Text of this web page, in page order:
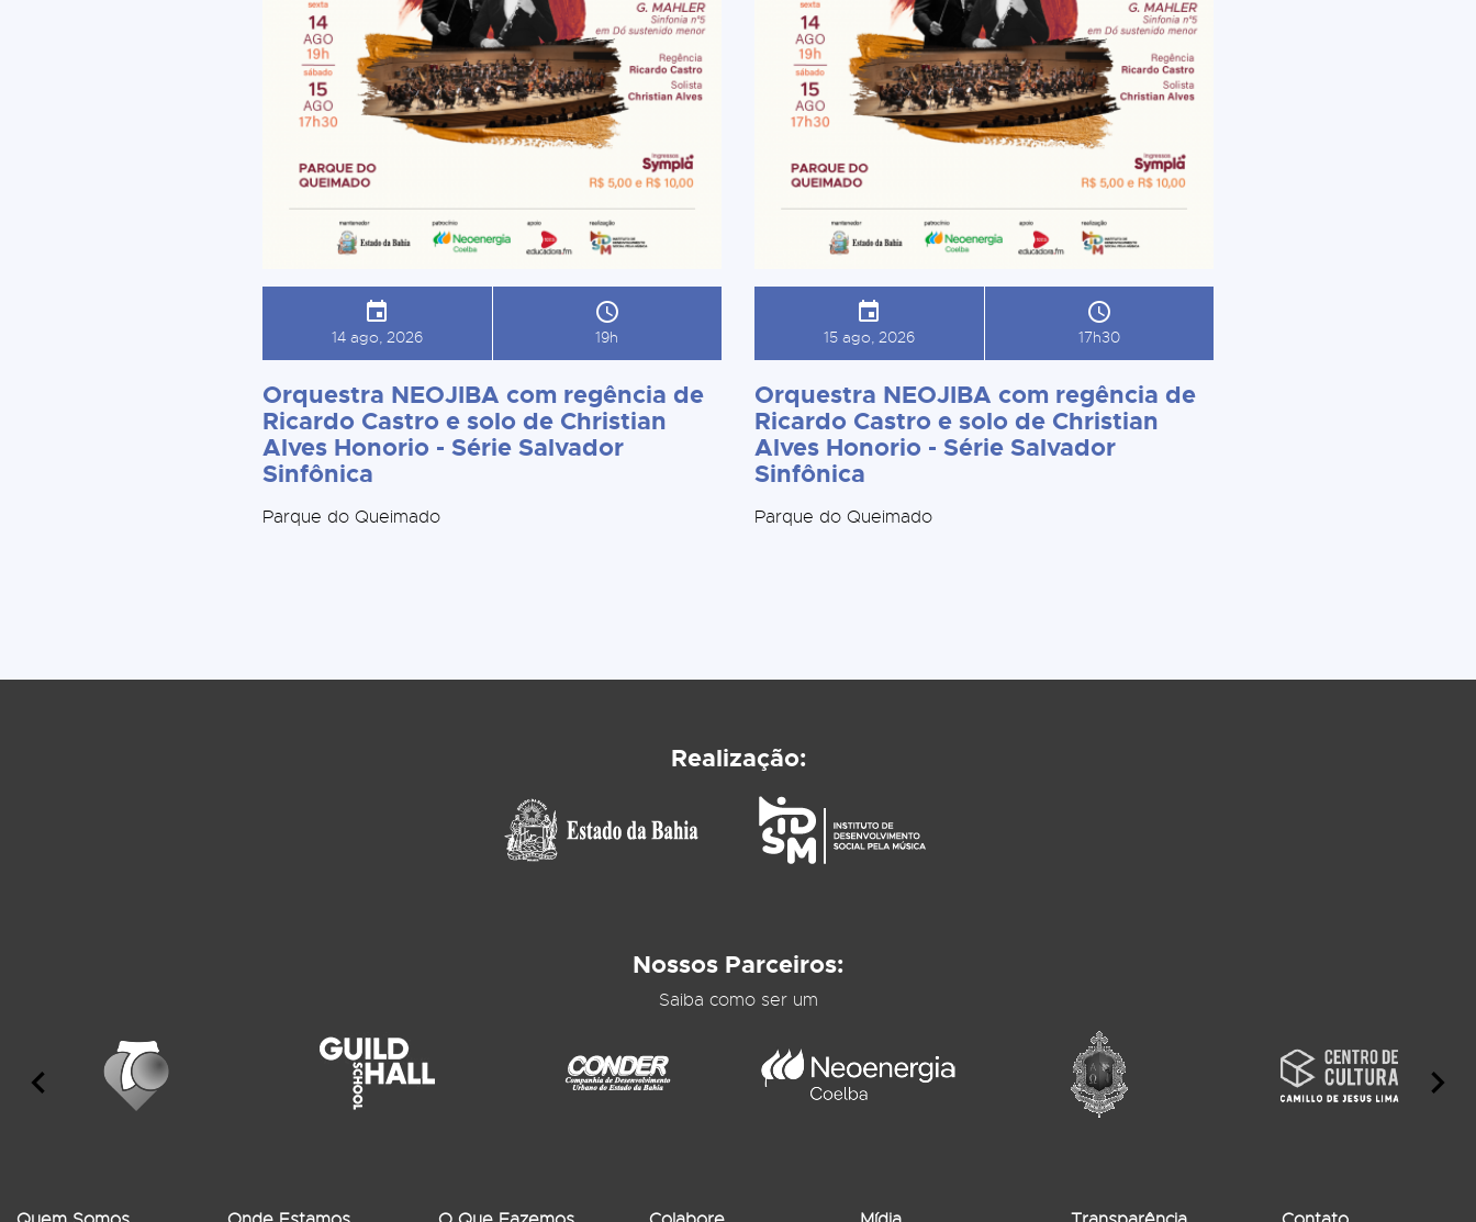
14 ago, 2026 19h
Orquestra NEOJIBA com regência de
Ricardo Castro e solo de Christian
Alves Honorio - Série Salvador
Sinfônica
Parque do Queimado
15 ago, 2026 17h30
Orquestra NEOJIBA com regência de
Ricardo Castro e solo de Christian
Alves Honorio - Série Salvador
Sinfônica
Parque do Queimado
Realização:
Nossos Parceiros:
Saiba como ser um